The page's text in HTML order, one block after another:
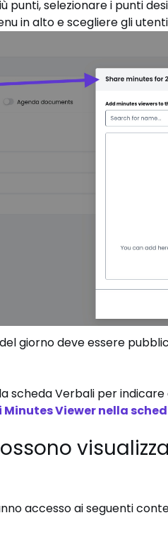
punti, selezionare i punti
in alto e scegliere gli
giorno deve essere
scheda Verbali per
Minutes Viewer nella
accesso ai seguenti